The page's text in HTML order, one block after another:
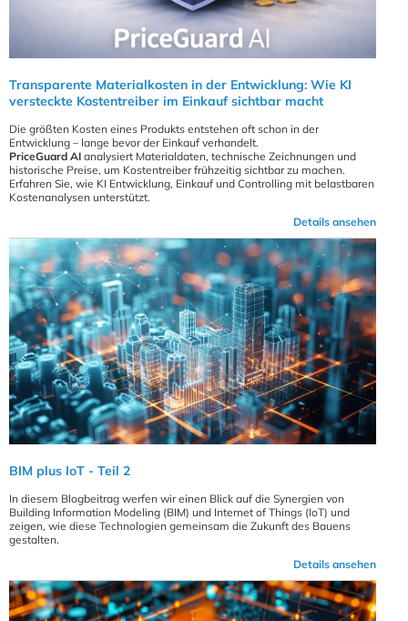
Transparente Materialkosten in der Entwicklung: Wie KI
versteckte Kostentreiber im Einkauf sichtbar macht
Die größten Kosten eines Produkts entstehen oft schon in der
Entwicklung – lange bevor der Einkauf verhandelt.
PriceGuard AI analysiert Materialdaten, technische Zeichnungen und
historische Preise, um Kostentreiber frühzeitig sichtbar zu machen.
Erfahren Sie, wie KI Entwicklung, Einkauf und Controlling mit belastbaren
Kostenanalysen unterstützt.
Details ansehen
BIM plus IoT - Teil 2
In diesem Blogbeitrag werfen wir einen Blick auf die Synergien von
Building Information Modeling (BIM) und Internet of Things (IoT) und
zeigen, wie diese Technologien gemeinsam die Zukunft des Bauens
gestalten.
Details ansehen